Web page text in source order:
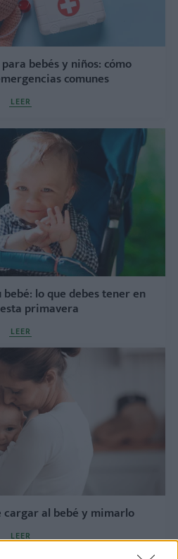
bebés y niños: cómo
comunes
LEER
lo que debes tener en
primavera
LEER
al bebé y mimarlo
LEER